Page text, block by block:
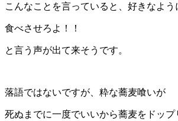
こんなことを言っていると、好きなよう
食べさせろよ！！
と言う声が出て来そうです。
落語ではないですが、粋な蕎麦喰いが
死ぬまでに一度でいいから蕎麦をドップ